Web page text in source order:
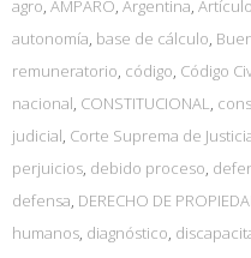
agro, AMPARO, Argentina, Artículo
autonomía, base de cálculo,
remuneratorio, código, Código
nacional, CONSTITUCIONAL,
judicial, Corte Suprema de
perjuicios, debido proceso,
defensa, DERECHO DE
humanos, diagnóstico,